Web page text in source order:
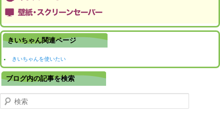
きいちゃん関連ページ
きいちゃんを使いたい
ブログ内の記事を検索
検索